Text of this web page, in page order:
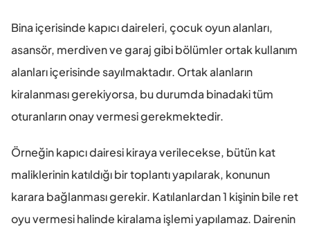
Bina içerisinde kapıcı daireleri, çocuk oyun alanları,
asansör, merdiven ve garaj gibi bölümler ortak kullanım
alanları içerisinde sayılmaktadır. Ortak alanların
kiralanması gerekiyorsa, bu durumda binadaki tüm
oturanların onay vermesi gerekmektedir.
Örneğin kapıcı dairesi kiraya verilecekse, bütün kat
maliklerinin katıldığı bir toplantı yapılarak, konunun
karara bağlanması gerekir. Katılanlardan 1 kişinin bile ret
oyu vermesi halinde kiralama işlemi yapılamaz. Dairenin